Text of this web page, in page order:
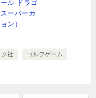
ル ドラゴ
ーパーカ
ン）
社 ゴルフゲーム